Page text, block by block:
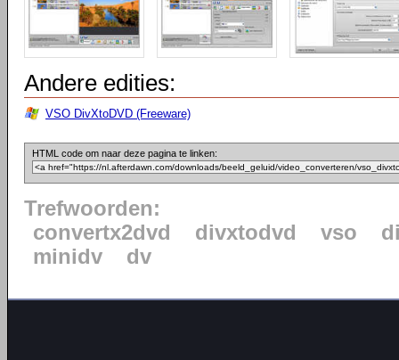
Andere edities:
VSO DivXtoDVD (Freeware)
HTML code om naar deze pagina te linken:
Trefwoorden:
convertx2dvd
divxtodvd vso
minidv
dv